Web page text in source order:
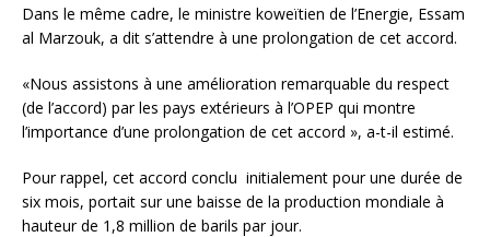
Dans le même cadre, le ministre koweïtien de l’Energie, Essam
al Marzouk, a dit s’attendre à une prolongation de cet accord.
«Nous assistons à une amélioration remarquable du respect
(de l’accord) par les pays extérieurs à l’OPEP qui montre
l’importance d’une prolongation de cet accord », a-t-il estimé.
Pour rappel, cet accord conclu initialement pour une durée de
six mois, portait sur une baisse de la production mondiale à
hauteur de 1,8 million de barils par jour.